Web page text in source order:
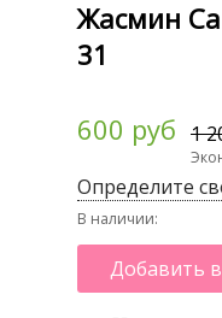
Жасмин
31
600 руб 1
Определите
В наличии:
Добавить